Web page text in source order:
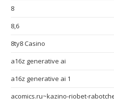
8
8,6
8ty8 Casino
a16z generative ai
a16z generative ai 1
acomics.ru~kazino-riobet-